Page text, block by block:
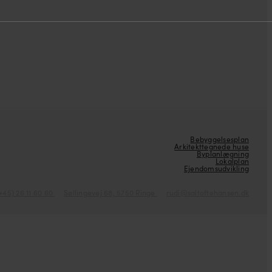
Bebyggelsesplan
Arkitekttegnede huse
Byplanlægning
Lokalplan
Ejendomsudvikling